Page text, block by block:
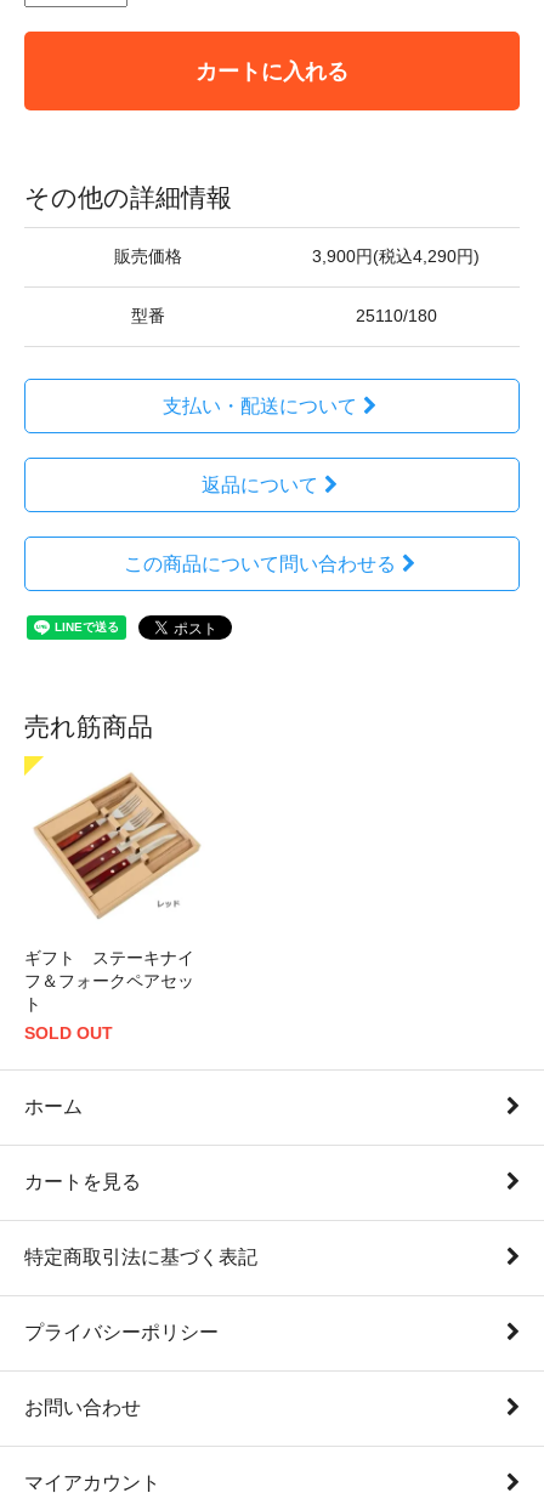
カートに入れる
その他の詳細情報
販売価格 3,900円(税込4,290円)
型番 25110/180
支払い・配送について
返品について
この商品について問い合わせる
売れ筋商品
ギフト ステーキナイ
フ＆フォークペアセッ
ト
SOLD OUT
ホーム
カートを見る
特定商取引法に基づく表記
プライバシーポリシー
お問い合わせ
マイアカウント